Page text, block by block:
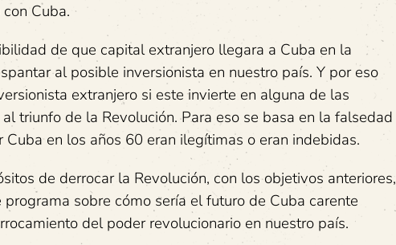
Cuba.
de que capital extranjero llegara a Cuba en la
al posible inversionista en nuestro país. Y por eso
extranjero si este invierte en alguna de las
triunfo de la Revolución. Para eso se basa en la falsedad
en los años 60 eran ilegítimas o eran indebidas.
de derrocar la Revolución, con los objetivos anteriores,
sobre cómo sería el futuro de Cuba carente
del poder revolucionario en nuestro país.